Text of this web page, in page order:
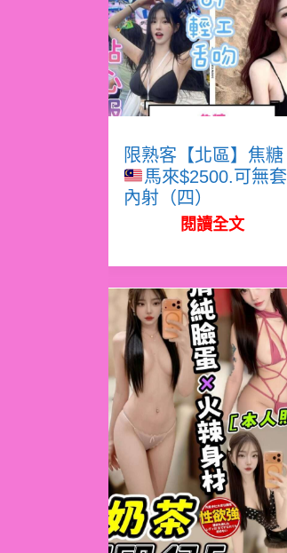
限熟客【北區】焦糖
馬來$2500.可無套
內射（四）
閱讀全文